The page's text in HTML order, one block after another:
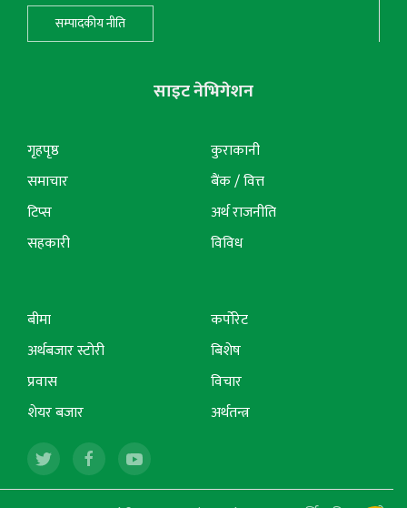
सम्पादकीय नीति
साइट नेभिगेशन
गृहपृष्ठ
समाचार
टिप्स
सहकारी
कुराकानी
बैंक / वित्त
अर्थ राजनीति
विविध
बीमा
अर्थबजार स्टोरी
प्रवास
शेयर बजार
कर्पोरेट
बिशेष
विचार
अर्थतन्त्र